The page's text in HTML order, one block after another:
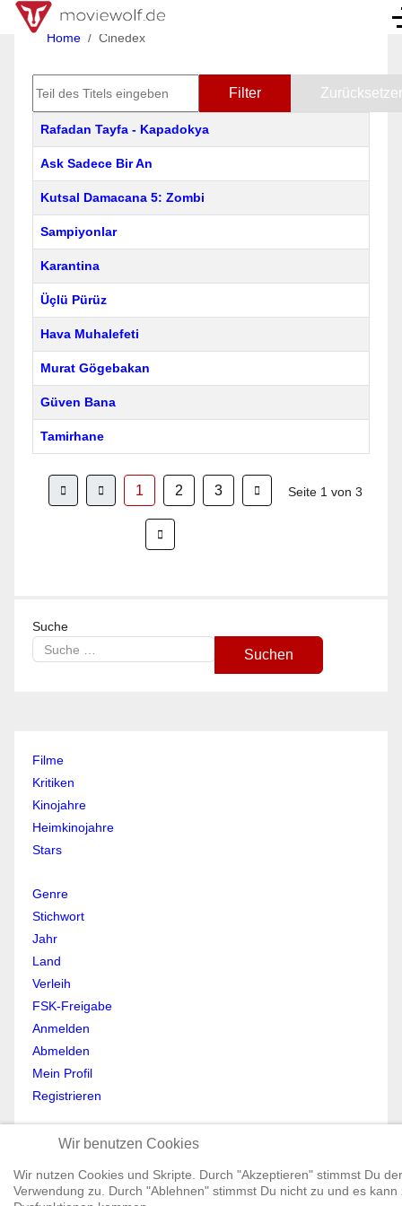
Home Cinedex
Filter
Titel
Rafadan Tayfa - Kapadokya
Ask Sadece Bir An
Kutsal Damacana 5: Zombi
Sampiyonlar
Karantina
Üçlü Pürüz
Hava Muhalefeti
Murat Gögebakan
Güven Bana
Tamirhane
Seite 1 von 3
1 2 3
Suche
Type 2 or more characters for results.
Suchen
Filme
Kritiken
Kinojahre
Heimkinojahre
Stars
Genre
Stichwort
Jahr
Land
Verleih
FSK-Freigabe
Anmelden
Abmelden
Mein Profil
Registrieren
Impressum
Datenschutz
AGB
Wir benutzen Cookies
Wir nutzen Cookies und Skripte. Durch "Akzeptieren" stimmst Du der
Verwendung zu. Durch "Ablehnen" stimmst Du nicht zu und es kann